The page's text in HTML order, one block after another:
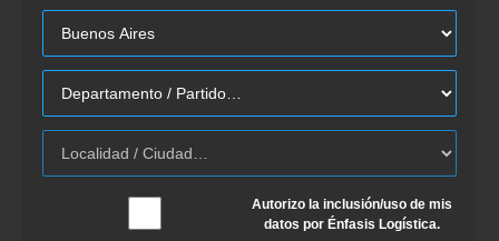
Autorizo la inclusión/uso de mis
datos por Énfasis Logística.